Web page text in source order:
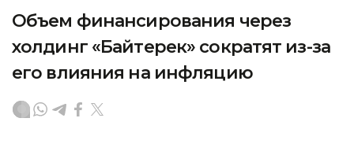
Объем финансирования через
холдинг «Байтерек» сократят из-за
его влияния на инфляцию